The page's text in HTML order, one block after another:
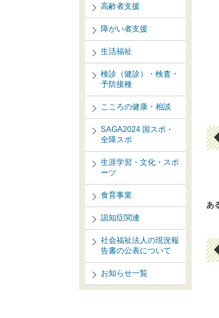
高齢者支援
障がい者支援
生活福祉
検診（健診）・検査・
予防接種
こころの健康・相談
SAGA2024 国スポ・
全障スポ
生涯学習・文化・スポ
ーツ
食育事業
認知症関連
社会福祉法人の現況報
告書の公表について
お知らせ一覧
あ